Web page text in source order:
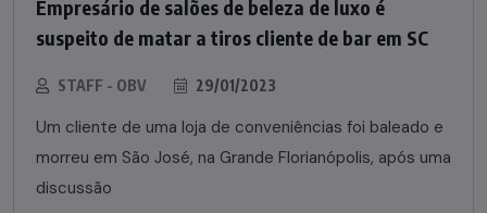
Empresário de salões de beleza de luxo é
suspeito de matar a tiros cliente de bar em SC
STAFF - OBV 29/01/2023
Um cliente de uma loja de conveniências foi baleado e
morreu em São José, na Grande Florianópolis, após uma
discussão